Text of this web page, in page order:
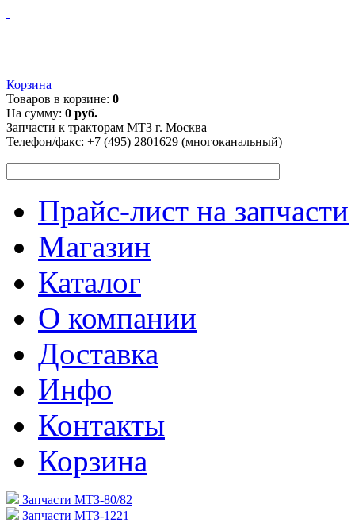
Корзина
Товаров в корзине: 0
На сумму: 0 руб.
Запчасти к тракторам МТЗ г. Москва
Телефон/факс: +7 (495) 2801629 (многоканальный)
Прайс-лист на запчасти
Магазин
Каталог
О компании
Доставка
Инфо
Контакты
Корзина
Запчасти МТЗ-80/82
Запчасти МТЗ-1221